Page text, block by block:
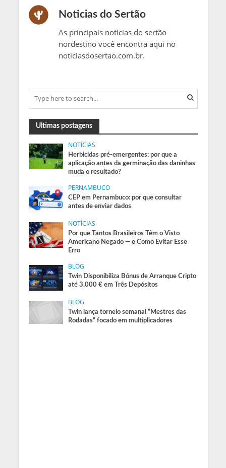
Noticias do Sertão
As principais notícias do sertão
nordestino você encontra aqui no
noticiasdosertao.com.br.
Ultimas postagens
NOTÍCIAS
Herbicidas pré-emergentes: por que a
aplicação antes da germinação das daninhas
muda o resultado?
PERNAMBUCO
CEP em Pernambuco: por que consultar
antes de enviar dados
NOTÍCIAS
Por que Tantos Brasileiros Têm o Visto
Americano Negado — e Como Evitar Esse
Erro
BLOG
Twin Disponibiliza Bónus de Arranque Cripto
até 3.000 € em Três Depósitos
BLOG
Twin lança torneio semanal “Mestres das
Rodadas” focado em multiplicadores